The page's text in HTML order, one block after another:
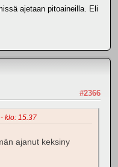
ajetaan pitoaineilla. Eli
#2366
klo: 15.37
ajanut keksiny